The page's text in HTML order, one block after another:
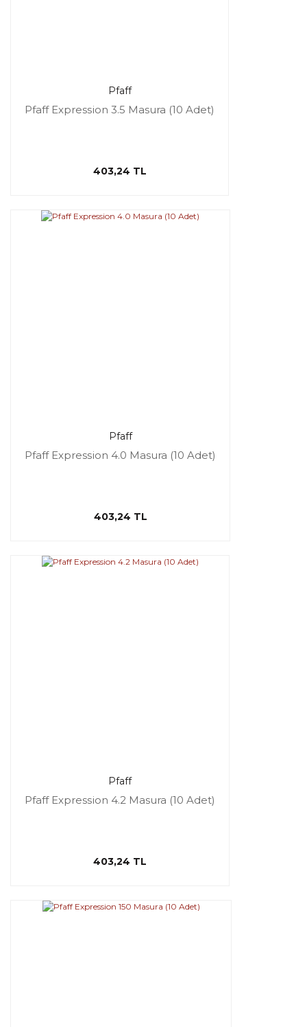
Pfaff
Pfaff Expression 3.5 Masura (10 Adet)
403,24 TL
Pfaff
Pfaff Expression 4.0 Masura (10 Adet)
403,24 TL
Pfaff
Pfaff Expression 4.2 Masura (10 Adet)
403,24 TL